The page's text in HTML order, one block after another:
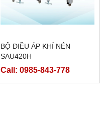
BỘ ĐIỀU ÁP KHÍ NÉN
SAU420H
Call: 0985-843-778